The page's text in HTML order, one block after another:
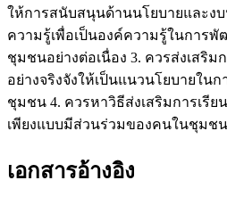
ให้การสนับสนุนด้านนโยบายและง
ความรู้เพื่อเป็นองค์ความรู้ในการ
ชุมชนอย่างต่อเนื่อง 3. ควรส่งเสริม
อย่างจริงจังให้เป็นแนวนโยบายใน
ชุมชน 4. ควรหาวิธีส่งเสริมการเรี
เพียงแบบมีส่วนร่วมของคนในชุมชน
เอกสารอ้างอิง